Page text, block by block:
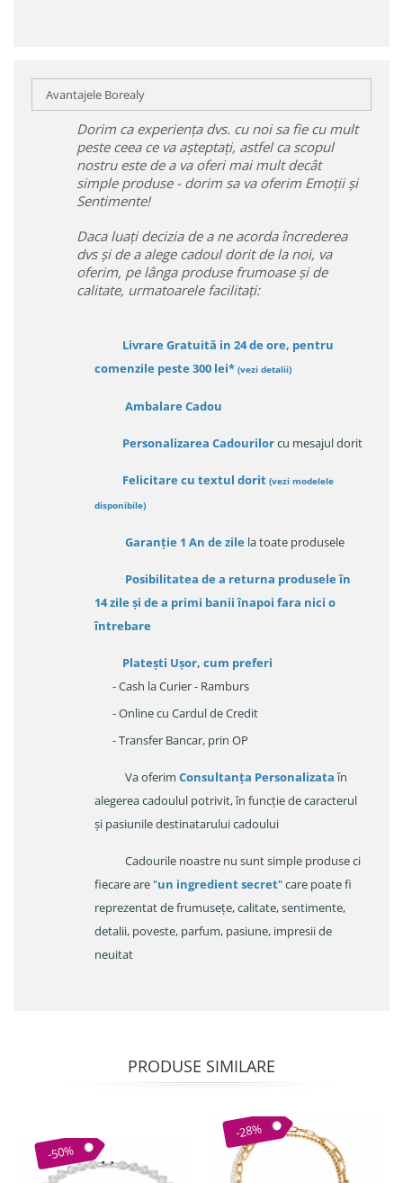
Avantajele Borealy
Dorim ca experiența dvs. cu noi sa fie cu mult
peste ceea ce va așteptați, astfel ca scopul
nostru este de a va oferi mai mult decât
simple produse - dorim sa va oferim Emoții și
Sentimente!
Daca luați decizia de a ne acorda încrederea
dvs și de a alege cadoul dorit de la noi, va
oferim, pe lânga produse frumoase și de
calitate, urmatoarele facilitați:
Livrare Gratuită in 24 de ore, pentru
comenzile peste 300 lei* (vezi detalii)
Ambalare Cadou
Personalizarea Cadourilorcu mesajul dorit
Felicitare cu textul dorit (vezi modelele
disponibile)
Garanție 1 An de zile la toate produsele
Posibilitatea de a returna produsele în
14 zileși de a primi banii înapoi fara nici o
întrebare
Platești Ușor, cum preferi
- Cash la Curier - Ramburs
- Online cu Cardul de Credit
- Transfer Bancar, prin OP
Va oferim Consultanța Personalizataîn
alegerea cadoulul potrivit, în funcție de caracterul
și pasiunile destinatarului cadoului
Cadourile noastre nu sunt simple produse ci
fiecare are "un ingredient secret" care poate fi
reprezentat de frumusețe, calitate, sentimente,
detalii, poveste, parfum, pasiune, impresii de
neuitat
PRODUSE SIMILARE
-50%
-28%